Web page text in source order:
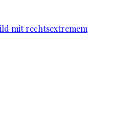
mit rechtsextremem